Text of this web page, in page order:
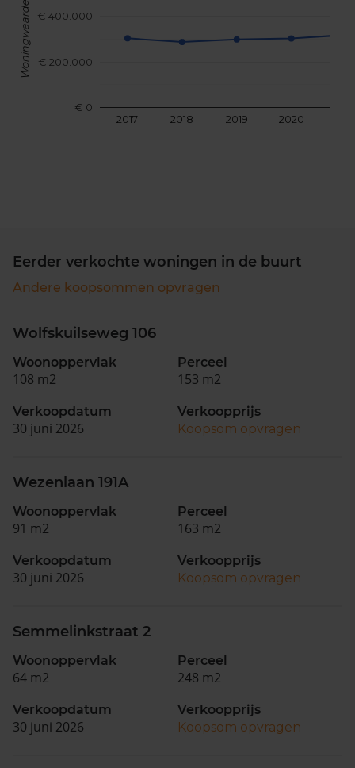
2017 2018 2019 2020
€ 0
€ 200.000
€ 400.000
Woningwaarde
Eerder verkochte woningen in de buurt
Andere koopsommen opvragen
Wolfskuilseweg 106
Woonoppervlak
108 m2
Perceel
153 m2
Verkoopdatum
30 juni 2026
Verkoopprijs
Koopsom opvragen
Wezenlaan 191A
Woonoppervlak
91 m2
Perceel
163 m2
Verkoopdatum
30 juni 2026
Verkoopprijs
Koopsom opvragen
Semmelinkstraat 2
Woonoppervlak
64 m2
Perceel
248 m2
Verkoopdatum
30 juni 2026
Verkoopprijs
Koopsom opvragen